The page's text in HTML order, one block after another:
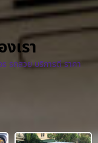
เรา
รถสวย บริการดี ราคา